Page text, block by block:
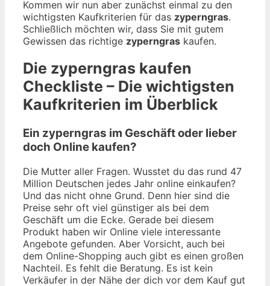
Kommen wir nun aber zunächst einmal zu den
wichtigsten Kaufkriterien für das zyperngras.
Schließlich möchten wir, dass Sie mit gutem
Gewissen das richtige zyperngras kaufen.
Die zyperngras kaufen
Checkliste – Die wichtigsten
Kaufkriterien im Überblick
Ein zyperngras im Geschäft oder lieber
doch Online kaufen?
Die Mutter aller Fragen. Wusstet du das rund 47
Million Deutschen jedes Jahr online einkaufen?
Und das nicht ohne Grund. Denn hier sind die
Preise sehr oft viel günstiger als bei dem
Geschäft um die Ecke. Gerade bei diesem
Produkt haben wir Online viele interessante
Angebote gefunden. Aber Vorsicht, auch bei
dem Online-Shopping auch gibt es einen großen
Nachteil. Es fehlt die Beratung. Es ist kein
Verkäufer in der Nähe der dich vor dem Kauf gut